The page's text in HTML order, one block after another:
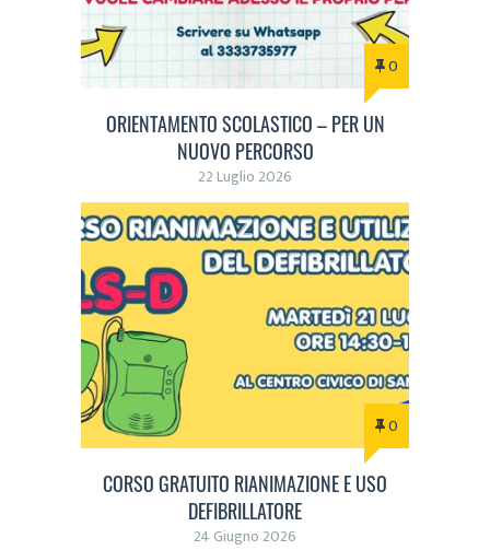
0
ORIENTAMENTO SCOLASTICO – PER UN
NUOVO PERCORSO
22 Luglio 2026
0
CORSO GRATUITO RIANIMAZIONE E USO
DEFIBRILLATORE
24 Giugno 2026